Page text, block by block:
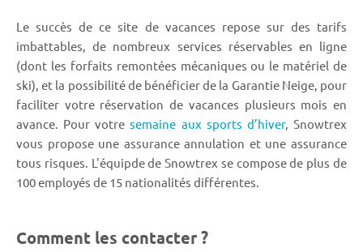
Le succès de ce site de vacances repose sur des tarifs
imbattables, de nombreux services réservables en ligne
(dont les forfaits remontées mécaniques ou le matériel de
ski), et la possibilité de bénéficier de la Garantie Neige, pour
faciliter votre réservation de vacances plusieurs mois en
avance. Pour votresemaine aux sports d’hiver, Snowtrex
vous propose une assurance annulation et une assurance
tous risques. L'équipde de Snowtrex se compose de plus de
100 employés de 15 nationalités différentes.
Comment les contacter ?